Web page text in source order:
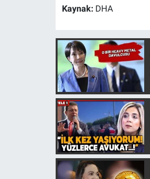
Kaynak: DHA
Programlar
Teknoloji
Türkiye'nin Geleceği